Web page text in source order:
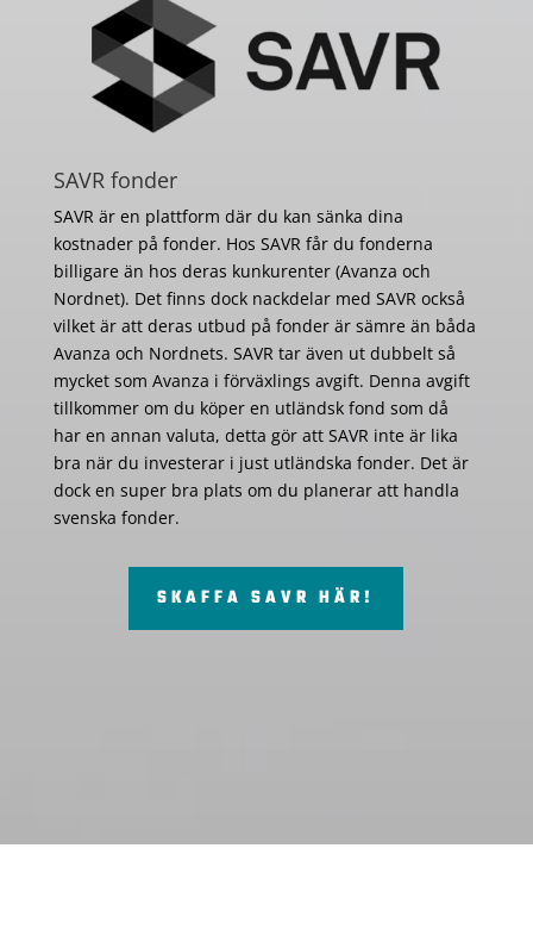
SAVR fonder
SAVR är en plattform där du kan sänka dina
kostnader på fonder. Hos SAVR får du fonderna
billigare än hos deras kunkurenter (Avanza och
Nordnet). Det finns dock nackdelar med SAVR också
vilket är att deras utbud på fonder är sämre än båda
Avanza och Nordnets. SAVR tar även ut dubbelt så
mycket som Avanza i förväxlings avgift. Denna avgift
tillkommer om du köper en utländsk fond som då
har en annan valuta, detta gör att SAVR inte är lika
bra när du investerar i just utländska fonder. Det är
dock en super bra plats om du planerar att handla
svenska fonder.
SKAFFA SAVR HÄR!